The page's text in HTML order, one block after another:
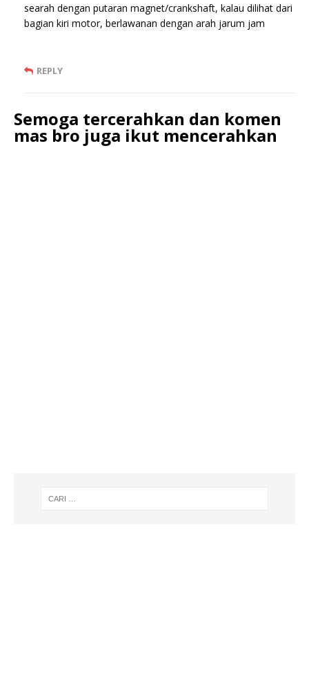
searah dengan putaran magnet/crankshaft, kalau dilihat dari
bagian kiri motor, berlawanan dengan arah jarum jam
REPLY
Semoga tercerahkan dan komen
mas bro juga ikut mencerahkan